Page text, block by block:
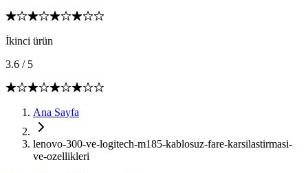
İkinci ürün
3.6 / 5
Ana Sayfa
lenovo-300-ve-logitech-m185-kablosuz-fare-karsilastirmasi-
ve-ozellikleri